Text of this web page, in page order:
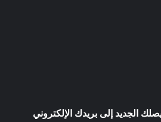
الجديد إلى بريدك الإلكتروني